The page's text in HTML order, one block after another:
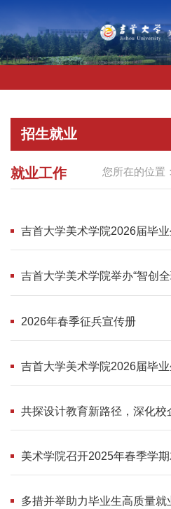
招生就业
您所在的位置：
就业工作
吉首大学美术学院2026届毕
吉首大学美术学院举办“智创
2026年春季征兵宣传册
吉首大学美术学院2026届毕
共探设计教育新路径，深化校
美术学院召开2025年春季学
多措并举助力毕业生高质量